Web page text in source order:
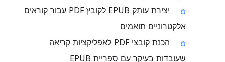
יצירת עותק EPUB לקובץ PDF עבור קוראים
אלקטרוניים תואמים
הכנת קובצי PDF לאפליקציות קריאה
שעובדות בעיקר עם ספריית EPUB